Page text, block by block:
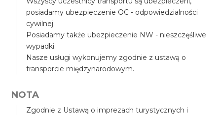
posiadamy ubezpieczenie OC - odpowiedzialności
cywilnej.
Posiadamy także ubezpieczenie NW - nieszczęśliwe
wypadki.
Nasze usługi wykonujemy zgodnie z ustawą o
transporcie międzynarodowym.
NOTA
Zgodnie z Ustawą o imprezach turystycznych i